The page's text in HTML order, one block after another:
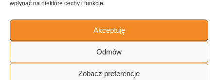
wpłynąć na niektóre cechy i funkcje.
Akceptuję
Odmów
Zobacz preferencje
Amerykańska
ILOŚĆ PORCJI
~4 porcje